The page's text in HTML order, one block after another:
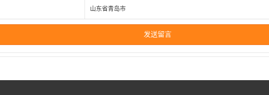
山东省青岛市
发送留言